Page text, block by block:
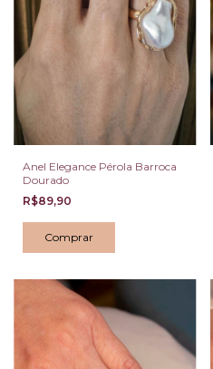
Anel Elegance Pérola Barroca
Dourado
R$89,90